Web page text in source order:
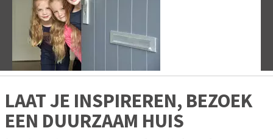
Vorige
LAAT JE INSPIREREN, BEZOEK
EEN DUURZAAM HUIS